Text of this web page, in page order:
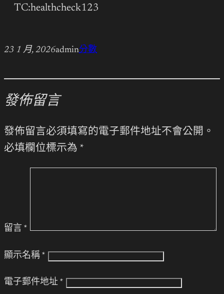
TC:healthcheck123
23 1 月, 2026admin分數
發佈留言
發佈留言必須填寫的電子郵件地址不會公開。
必填欄位標示為 *
留言 *
顯示名稱 *
電子郵件地址 *